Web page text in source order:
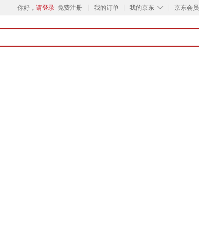
你好， 请登录 免费注册 我的订单 ◇
我的京东 京东会员